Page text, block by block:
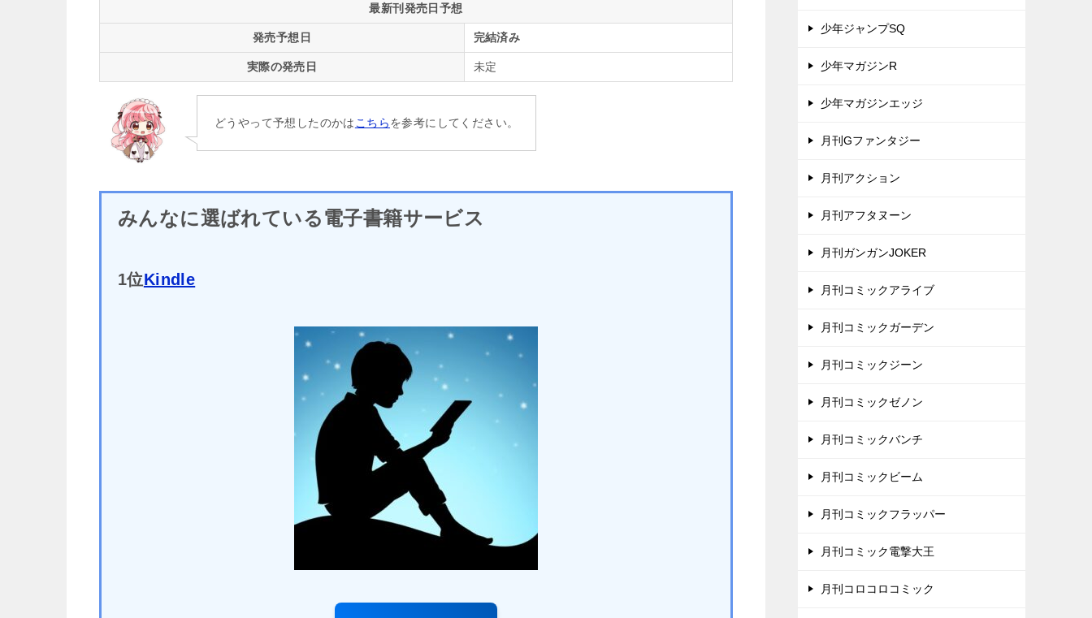
最新刊発売日予想
発売予想日 完結済み
実際の発売日 未定
どうやって予想したのかは こちらを参考にしてください。
みんなに選ばれている電子書籍サービス
1位Kindle
少年ジャンプSQ
少年マガジンR
少年マガジンエッジ
月刊Gファンタジー
月刊アクション
月刊アフタヌーン
月刊ガンガンJOKER
月刊コミックアライブ
月刊コミックガーデン
月刊コミックジーン
月刊コミックゼノン
月刊コミックバンチ
月刊コミックビーム
月刊コミックフラッパー
月刊コミック電撃大王
月刊コロコロコミック